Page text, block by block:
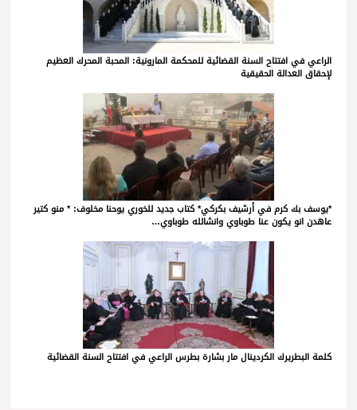
الراعي في افتتاح السنة القضائية للمحكمة المارونية: المحبة المحرك العظيم
لإحقاق العدالة الحقيقية
*يوسف بك كرم في أرشيف بكركي* كتاب جديد للخوري يوحنا مخلوف: * منو كتير
عاهدن انو يكون عنا طوباوي وانشالله طوباوي…
كلمة البطريرك الكردينال مار بشارة بطرس الراعي في افتتاح السنة القضائية